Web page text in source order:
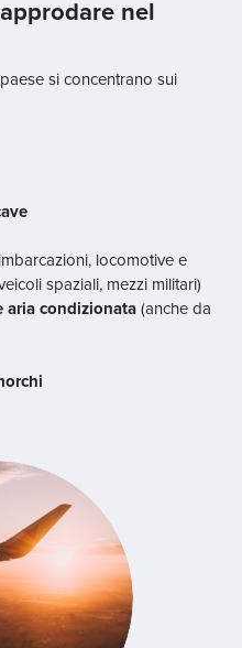
nel
si concentrano sui
locomotive e
spaziali, mezzi militari)
aria condizionata (anche da